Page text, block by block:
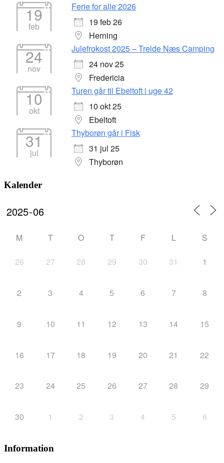
19
feb
Ferie for alle 2026
19 feb 26
Herning
24
nov
Julefrokost 2025 – Trelde Næs Camping
24 nov 25
Fredericia
10
okt
Turen går til Ebeltoft i uge 42
10 okt 25
Ebeltoft
31
jul
Thyborøn går i Fisk
31 jul 25
Thyborøn
Kalender
M T O T F L S
26 27 28 29 30 31 1
2 3 4 5 6 7 8
9 10 11 12 13 14 15
16 17 18 19 20 21 22
23 24 25 26 27 28 29
30 1 2 3 4 5 6
Information